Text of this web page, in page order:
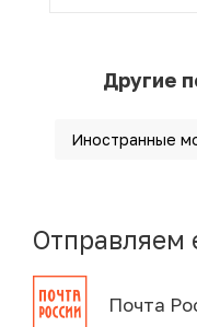
Другие
Иностранные
Отправляем
Почта